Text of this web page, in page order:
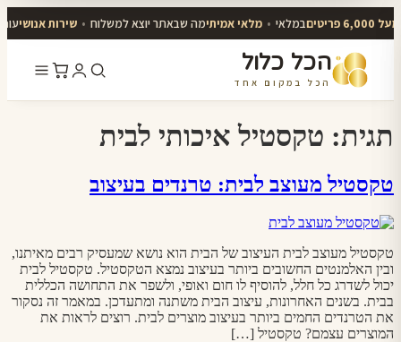
6,000 פריטים במלאי • מלאי אמיתימה שבאתר יוצא למשלוח • שירות אנושי
הכל כלול
הכל במקום אחד
תגית: טקסטיל איכותי לבית
טקסטיל מעוצב לבית: טרנדים בעיצוב
טקסטיל מעוצב לבית העיצוב של הבית הוא נושא שמעסיק רבים מאיתנו,
ובין האלמנטים החשובים ביותר בעיצוב נמצא הטקסטיל. טקסטיל לבית
יכול לשדרג כל חלל, להוסיף לו חום ואופי, ולשפר את התחושה הכללית
בבית. בשנים האחרונות, עיצוב הבית משתנה ומתעדכן. במאמר זה נסקור
את הטרנדים החמים ביותר בעיצוב מוצרים לבית. רוצים לראות את
המוצרים עצמם? טקסטיל […]